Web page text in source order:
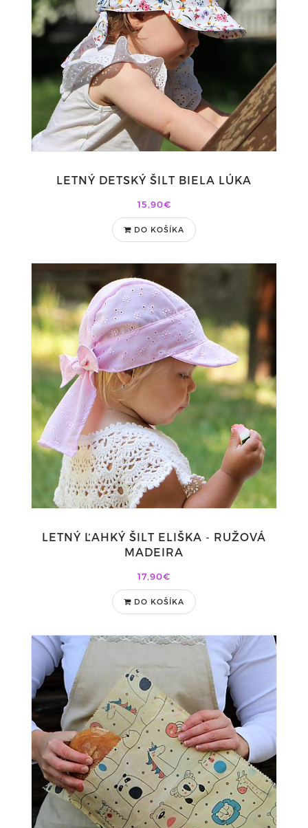
LETNÝ DETSKÝ ŠILT BIELA LÚKA
15,90€
DO KOŠÍKA
LETNÝ ĽAHKÝ ŠILT ELIŠKA - RUŽOVÁ
MADEIRA
17,90€
DO KOŠÍKA